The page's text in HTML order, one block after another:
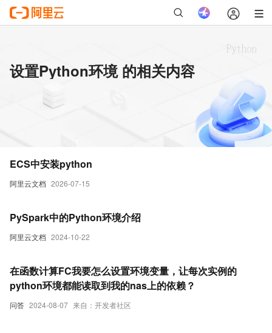
设置Python环境 的相关内容
阿里云文档 2026-07-15
ECS中安装python
阿里云文档 2024-10-22
PySpark中的Python环境介绍
问答 2024-08-07 来自：开发者社区
在函数计算FC我要怎么设置环境变量，让每次实例的
python环境都能读取到我的nas上的依赖？